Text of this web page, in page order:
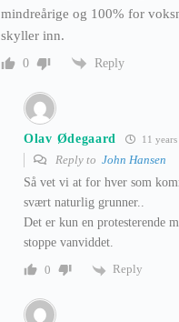
mindreårige og 100% for
skyller inn.
0 Reply
Olav Ødegaard 11 years
Reply to John Hansen
Så vet vi at for hver som
svært naturlig grunner..
Det er kun en protesterende
stoppe vanviddet.
0
Reply